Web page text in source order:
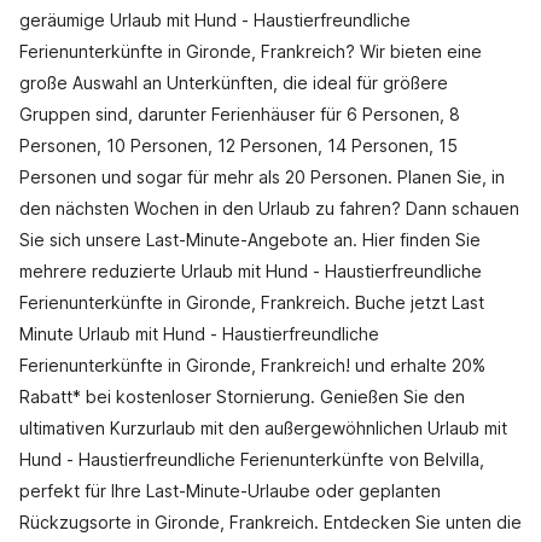
geräumige Urlaub mit Hund - Haustierfreundliche
Ferienunterkünfte in Gironde, Frankreich? Wir bieten eine
große Auswahl an Unterkünften, die ideal für größere
Gruppen sind, darunter Ferienhäuser für 6 Personen, 8
Personen, 10 Personen, 12 Personen, 14 Personen, 15
Personen und sogar für mehr als 20 Personen. Planen Sie, in
den nächsten Wochen in den Urlaub zu fahren? Dann schauen
Sie sich unsere Last-Minute-Angebote an. Hier finden Sie
mehrere reduzierte Urlaub mit Hund - Haustierfreundliche
Ferienunterkünfte in Gironde, Frankreich. Buche jetzt Last
Minute Urlaub mit Hund - Haustierfreundliche
Ferienunterkünfte in Gironde, Frankreich! und erhalte 20%
Rabatt* bei kostenloser Stornierung. Genießen Sie den
ultimativen Kurzurlaub mit den außergewöhnlichen Urlaub mit
Hund - Haustierfreundliche Ferienunterkünfte von Belvilla,
perfekt für Ihre Last-Minute-Urlaube oder geplanten
Rückzugsorte in Gironde, Frankreich. Entdecken Sie unten die